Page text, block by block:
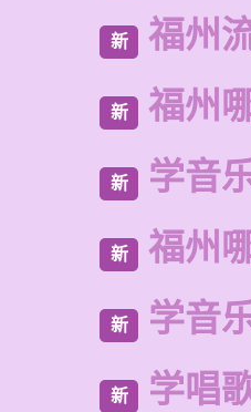
新 福州
新 福州
新 学音
新 福州
新 学音
新 学唱